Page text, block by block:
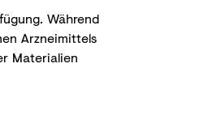
Während
Arzneimittels
Materialien